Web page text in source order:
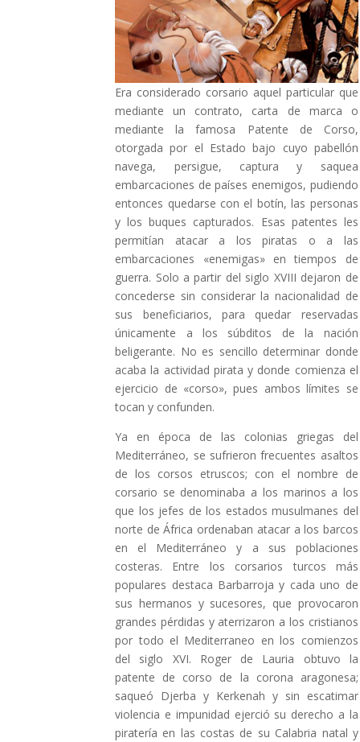
Era considerado corsario aquel particular que
mediante un contrato, carta de marca o
mediante la famosa Patente de Corso,
otorgada por el Estado bajo cuyo pabellón
navega, persigue, captura y saquea
embarcaciones de países enemigos, pudiendo
entonces quedarse con el botín, las personas
y los buques capturados. Esas patentes les
permitían atacar a los piratas o a las
embarcaciones «enemigas» en tiempos de
guerra. Solo a partir del siglo XVIII dejaron de
concederse sin considerar la nacionalidad de
sus beneficiarios, para quedar reservadas
únicamente a los súbditos de la nación
beligerante. No es sencillo determinar donde
acaba la actividad pirata y donde comienza el
ejercicio de «corso», pues ambos límites se
tocan y confunden.
Ya en época de las colonias griegas del
Mediterráneo, se sufrieron frecuentes asaltos
de los corsos etruscos; con el nombre de
corsario se denominaba a los marinos a los
que los jefes de los estados musulmanes del
norte de África ordenaban atacar a los barcos
en el Mediterráneo y a sus poblaciones
costeras. Entre los corsarios turcos más
populares destaca Barbarroja y cada uno de
sus hermanos y sucesores, que provocaron
grandes pérdidas y aterrizaron a los cristianos
por todo el Mediterraneo en los comienzos
del siglo XVI. Roger de Lauria obtuvo la
patente de corso de la corona aragonesa;
saqueó Djerba y Kerkenah y sin escatimar
violencia e impunidad ejerció su derecho a la
piratería en las costas de su Calabria natal y